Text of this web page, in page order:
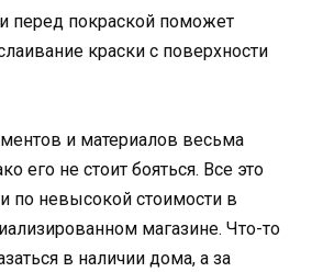
перед покраской поможет
краски с поверхности
и материалов весьма
его не стоит бояться. Все это
по невысокой стоимости в
магазине. Что-то
в наличии дома, а за